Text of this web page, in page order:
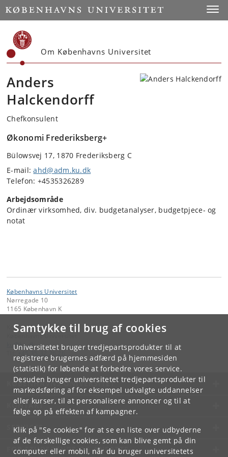
Samtykke til brug af cookies
Universitetet bruger tredjepartsprodukter til at
registrere brugernes adfærd på hjemmesiden
(statistik) for løbende at forbedre vores service.
Desuden bruger universitetet tredjepartsprodukter til
markedsføring af for eksempel udvalgte uddannelser
eller kurser, til at personalisere annoncer og til at
følge op på effekten af kampagner.
Klik på "Se cookies" for at se en liste over udbyderne
af de forskellige cookies, som kan blive gemt på din
computer eller mobil, når du bruger universitetets
Start
Om Københavns Universitet
Anders
Halckendorff
Chefkonsulent
Økonomi Frederiksberg+
Bülowsvej 17, 1870 Frederiksberg C
E-mail:ahd@adm.ku.dk
Telefon: +4535326289
Arbejdsområde
Ordinær virksomhed, div. budgetanalyser, budgetpjece- og
notat
Københavns Universitet
Nørregade 10
1165 København K
Kontakt:
Københavns Universitet
@ku.dk
KØBENHAVNS UNIVERSITET
KONTAKT
SERVICES
FOR STUDERENDE OG ANSATTE